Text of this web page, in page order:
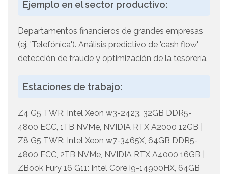
Ejemplo en el sector productivo:
Departamentos financieros de grandes empresas
(ej. 'Telefónica'). Análisis predictivo de 'cash flow',
detección de fraude y optimización de la tesorería.
Estaciones de trabajo:
Z4 G5 TWR: Intel Xeon w3-2423, 32GB DDR5-
4800 ECC, 1TB NVMe, NVIDIA RTX A2000 12GB |
Z8 G5 TWR: Intel Xeon w7-3465X, 64GB DDR5-
4800 ECC, 2TB NVMe, NVIDIA RTX A4000 16GB |
ZBook Fury 16 G11: Intel Core i9-14900HX, 64GB